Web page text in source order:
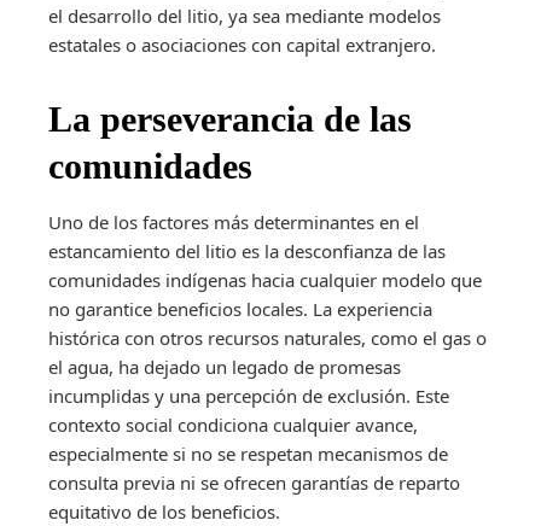
el desarrollo del litio, ya sea mediante modelos
estatales o asociaciones con capital extranjero.
La perseverancia de las
comunidades
Uno de los factores más determinantes en el
estancamiento del litio es la desconfianza de las
comunidades indígenas hacia cualquier modelo que
no garantice beneficios locales. La experiencia
histórica con otros recursos naturales, como el gas o
el agua, ha dejado un legado de promesas
incumplidas y una percepción de exclusión. Este
contexto social condiciona cualquier avance,
especialmente si no se respetan mecanismos de
consulta previa ni se ofrecen garantías de reparto
equitativo de los beneficios.